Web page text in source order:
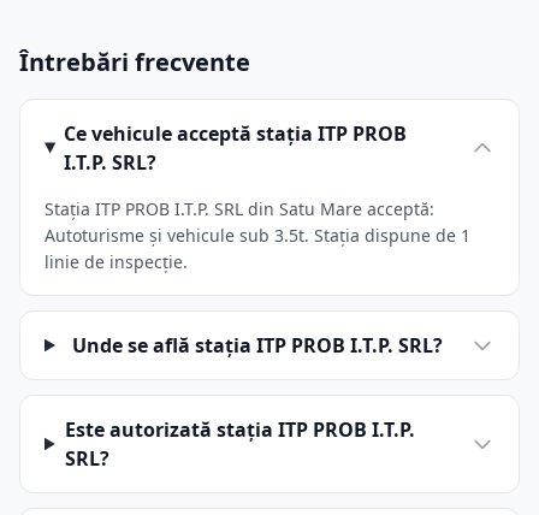
Întrebări frecvente
Ce vehicule acceptă stația ITP PROB
I.T.P. SRL?
Stația ITP PROB I.T.P. SRL din Satu Mare acceptă:
Autoturisme și vehicule sub 3.5t. Stația dispune de 1
linie de inspecție.
Unde se află stația ITP PROB I.T.P. SRL?
Este autorizată stația ITP PROB I.T.P.
SRL?